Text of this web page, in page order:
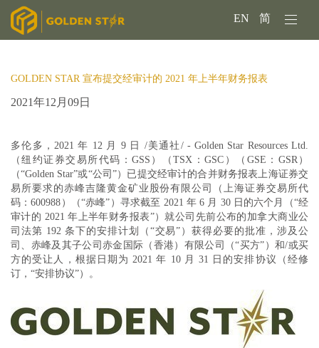
EN 简
GOLDEN STAR 宣布提交经审计的 2021 年上半年财务报表
2021年12月09日
多伦多，2021 年 12 月 9 日 /美通社/ -Golden Star Resources Ltd.
（纽约证券交易所代码：GSS）（TSX：GSC）（GSE：GSR）
（“Golden Star”或“公司”）已提交经审计的合并财务报表上海证券交
易所要求的赤峰吉隆黄金矿业股份有限公司（上海证券交易所代
码：600988）（“赤峰”）寻求截至 2021 年 6 月 30 日的六个月（“经
审计的 2021 年上半年财务报表”）就公司先前公布的 加拿大商业公
司法第 192 条下的安排计划
（“交易”）获得必要的批准，涉及公
司、赤峰及其子公司赤金国际（香港）有限公司（“买方”）和/或买
方的受让人，根据日期为 2021 年 10 月 31 日的安排协议（经修
订，“安排协议”）。